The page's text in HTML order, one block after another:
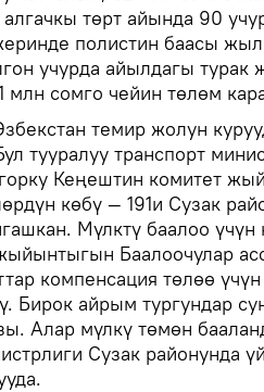
төрт айында 90
полистин баасы
учурда айылдагы турак
млн сомго чейин төлөм
темир жолун
тууралуу транспорт
Кеңештин комитет
көбү — 191и Сузак
Мүлктү баалоо үчүн
Баалоочулар
компенсация төлөө
Бирок айрым тургундар
Алар мүлкү төмөн
Сузак районунда